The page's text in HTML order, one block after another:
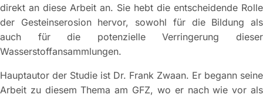
direkt an diese Arbeit an. Sie hebt die entscheidende Rolle
der Gesteinserosion hervor, sowohl für die Bildung als
auch für die potenzielle Verringerung dieser
Wasserstoffansammlungen.
Hauptautor der Studie ist Dr. Frank Zwaan. Er begann seine
Arbeit zu diesem Thema am GFZ, wo er nach wie vor als